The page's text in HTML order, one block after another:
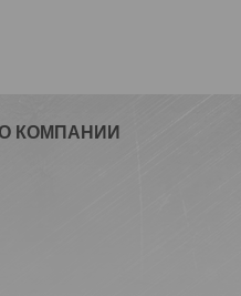
КОМПАНИИ